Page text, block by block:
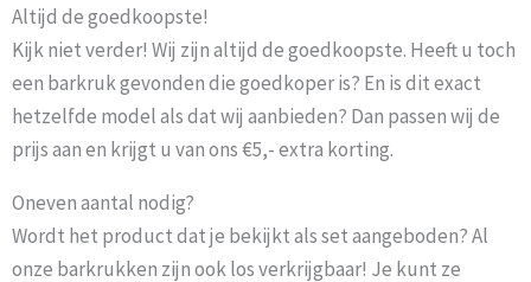
Altijd de goedkoopste!
Kijk niet verder! Wij zijn altijd de goedkoopste. Heeft u toch
een barkruk gevonden die goedkoper is? En is dit exact
hetzelfde model als dat wij aanbieden? Dan passen wij de
prijs aan en krijgt u van ons €5,- extra korting.
Oneven aantal nodig?
Wordt het product dat je bekijkt als set aangeboden? Al
onze barkrukken zijn ook los verkrijgbaar! Je kunt ze